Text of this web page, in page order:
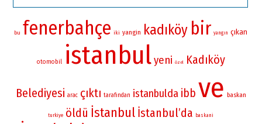
bu fenerbahçe iki yangin kadıköy bir yangın çıkan
otomobil istanbulyeni özel Kadıköy
Belediyesi arac çıktı tarafından istanbulda ibb ve baskan
turkiye öldü İstanbul İstanbul’da baskani